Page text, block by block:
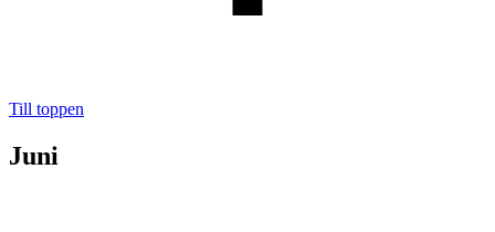
Till toppen
Juni